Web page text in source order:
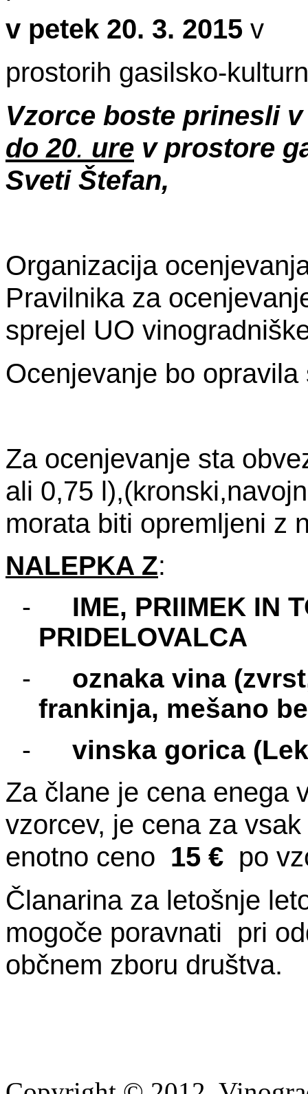
v petek 20. 3. 2015 v
prostorih gasilsko-
Vzorce boste prinesli
do 20. ure v prostore
Sveti Štefan,
Organizacija
Pravilnika za
sprejel UO
Ocenjevanje bo
Za ocenjevanje sta
ali 0,75 l),
morata biti opremljeni z
NALEPKA Z:
-
IME, PRIIMEK IN
PRIDELOVALCA
-
oznaka vina
frankinja, mešano
-
vinska gorica
Za člane je cena enega
vzorcev, je cena za
enotno ceno 15 € po
Članarina za letošnje
mogoče poravnati pri
občnem zboru društva.